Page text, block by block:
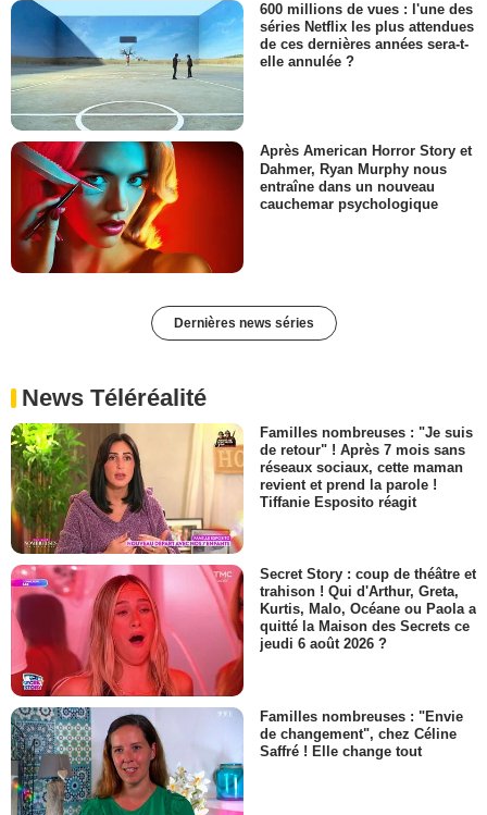
600 millions de vues : l'une des
séries Netflix les plus attendues
de ces dernières années sera-t-
elle annulée ?
Après American Horror Story et
Dahmer, Ryan Murphy nous
entraîne dans un nouveau
cauchemar psychologique
Dernières news séries
News Téléréalité
Familles nombreuses : "Je suis
de retour" ! Après 7 mois sans
réseaux sociaux, cette maman
revient et prend la parole !
Tiffanie Esposito réagit
Secret Story : coup de théâtre et
trahison ! Qui d'Arthur, Greta,
Kurtis, Malo, Océane ou Paola a
quitté la Maison des Secrets ce
jeudi 6 août 2026 ?
Familles nombreuses : "Envie
de changement", chez Céline
Saffré ! Elle change tout